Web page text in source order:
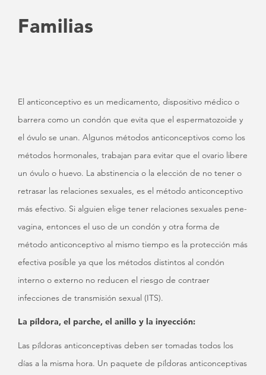
Familias
El anticonceptivo es un medicamento, dispositivo médico o
barrera como un condón que evita que el espermatozoide y
el óvulo se unan. Algunos métodos anticonceptivos como los
métodos hormonales, trabajan para evitar que el ovario libere
un óvulo o huevo. La abstinencia o la elección de no tener o
retrasar las relaciones sexuales, es el método anticonceptivo
más efectivo. Si alguien elige tener relaciones sexuales pene-
vagina, entonces el uso de un condón y otra forma de
método anticonceptivo al mismo tiempo es la protección más
efectiva posible ya que los métodos distintos al condón
interno o externo no reducen el riesgo de contraer
infecciones de transmisión sexual (ITS).
La píldora, el parche, el anillo y la inyección:
Las píldoras anticonceptivas deben ser tomadas todos los
días a la misma hora. Un paquete de píldoras anticonceptivas